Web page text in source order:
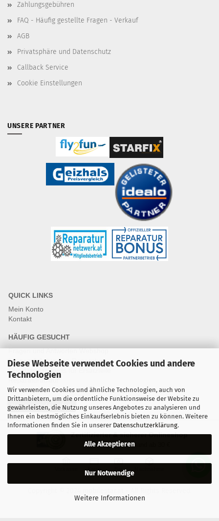
Diese Webseite verwendet Cookies und andere
Technologien
Wir verwenden Cookies und ähnliche Technologien, auch von
Drittanbietern, um die ordentliche Funktionsweise der Website zu
gewährleisten, die Nutzung unseres Angebotes zu analysieren und
Ihnen ein bestmögliches Einkaufserlebnis bieten zu können. Weitere
Informationen finden Sie in unserer Datenschutzerklärung.
Alle Akzeptieren
Nur Notwendige
Weitere Informationen
Zahlungsgebühren
FAQ - Häufig gestellte Fragen - Verkauf
AGB
Privatsphäre und Datenschutz
Callback Service
Cookie Einstellungen
UNSERE PARTNER
QUICK LINKS
Mein Konto
Kontakt
HÄUFIG GESUCHT
Fragen und Antworten Webshop
Fragen & Antworten Reparatur
Qualitätsstandards für Ersatzteile
Reparaturablauf
Vertrag widerrufen
Zertifizierter & sicherer Onlineshop
Kostenloser Versand ab 30 €